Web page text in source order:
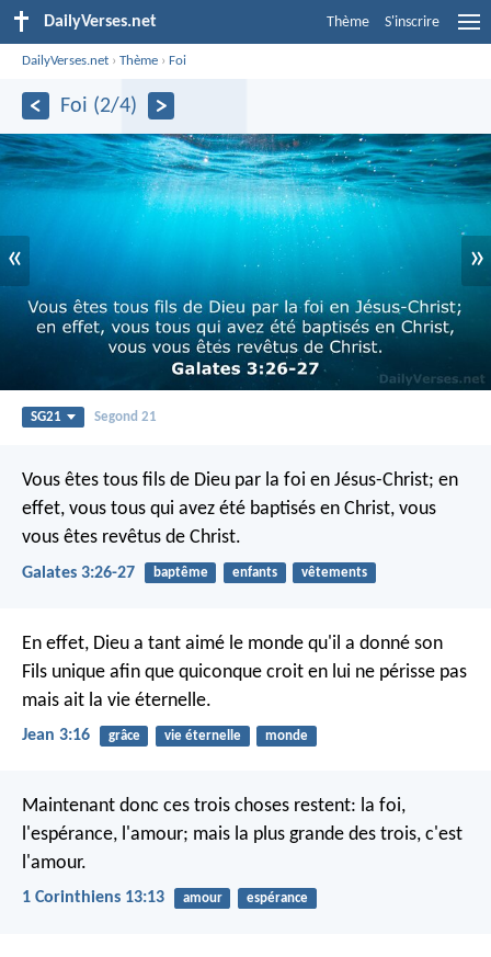
DailyVerses.net Thème S'inscrire
DailyVerses.net ›Thème ›Foi
Foi (2/4)
« »
SG21 Segond 21
Vous êtes tous fils de Dieu par la foi en Jésus-Christ; en
effet, vous tous qui avez été baptisés en Christ, vous
vous êtes revêtus de Christ.
Galates 3:26-27 baptême enfants vêtements
En effet, Dieu a tant aimé le monde qu'il a donné son
Fils unique afin que quiconque croit en lui ne périsse pas
mais ait la vie éternelle.
Jean 3:16 grâce vie éternelle monde
Maintenant donc ces trois choses restent: la foi,
l'espérance, l'amour; mais la plus grande des trois, c'est
l'amour.
1 Corinthiens 13:13 amour espérance